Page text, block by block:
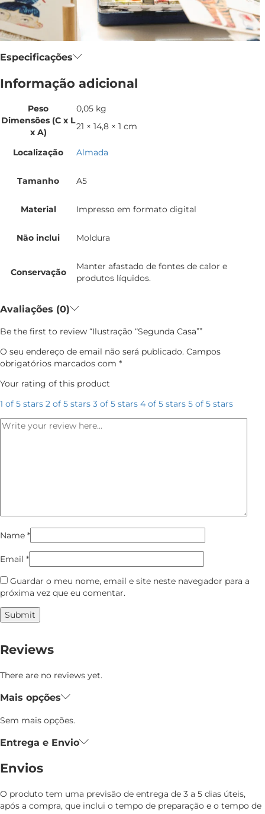
Especificações
Informação adicional
Peso
0,05 kg
Dimensões (C x L
x A)
21 × 14,8 × 1 cm
Localização Almada
Tamanho A5
Material Impresso em formato digital
Não inclui Moldura
Conservação
Manter afastado de fontes de calor e
produtos líquidos.
Avaliações (0)
Be the first to review “Ilustração “Segunda Casa””
O seu endereço de email não será publicado. Campos
obrigatórios marcados com *
Your rating of this product
1 of 5 stars 2 of 5 stars 3 of 5 stars 4 of 5 stars 5 of 5 stars
Name *
Email *
Guardar o meu nome, email e site neste navegador para a
próxima vez que eu comentar.
Reviews
There are no reviews yet.
Mais opções
Sem mais opções.
Entrega e Envio
Envios
O produto tem uma previsão de entrega de 3 a 5 dias úteis,
após a compra, que inclui o tempo de preparação e o tempo de